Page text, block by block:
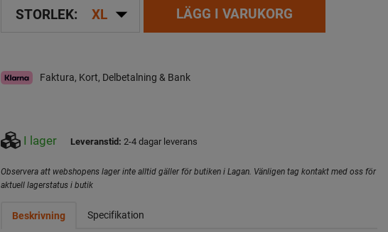
STORLEK: XL arrow_drop_down LÄGG I VARUKORG
Faktura, Kort, Delbetalning & Bank
I lager Leveranstid: 2-4 dagar leverans
Observera att webshopens lager inte alltid gäller för butiken i Lagan. Vänligen tag kontakt med oss för
aktuell lagerstatus i butik
Beskrivning Specifikation